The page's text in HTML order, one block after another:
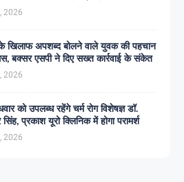
2026
के खिलाफ अपशब्द बोलने वाले युवक की पहचान
बक्सर एसपी ने दिए सख्त कार्रवाई के संकेत
2026
को उपलब्ध रहेंगे चर्म रोग विशेषज्ञ डॉ.
प्रकाश यूरो क्लिनिक में होगा परामर्श
2026